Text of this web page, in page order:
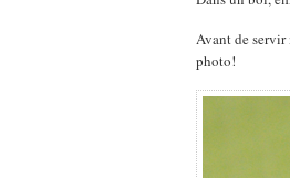
Avant de servir
photo!